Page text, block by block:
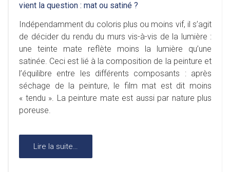
vient la question : mat ou satiné ?
Indépendamment du coloris plus ou moins vif, il s’agit
de décider du rendu du murs vis-à-vis de la lumière :
une teinte mate reflète moins la lumière qu’une
satinée. Ceci est lié à la composition de la peinture et
l’équilibre entre les différents composants : après
séchage de la peinture, le film mat est dit moins
« tendu ». La peinture mate est aussi par nature plus
poreuse.
Lire la suite…